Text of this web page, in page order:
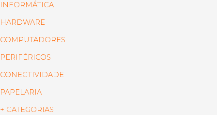
INFORMÁTICA
HARDWARE
COMPUTADORES
PERIFÉRICOS
CONECTIVIDADE
PAPELARIA
+ CATEGORIAS